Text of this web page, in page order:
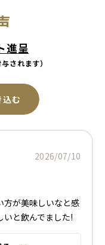
進呈
されます）
む
2026/07/10
方が美味しいなと感
いと飲んでました!